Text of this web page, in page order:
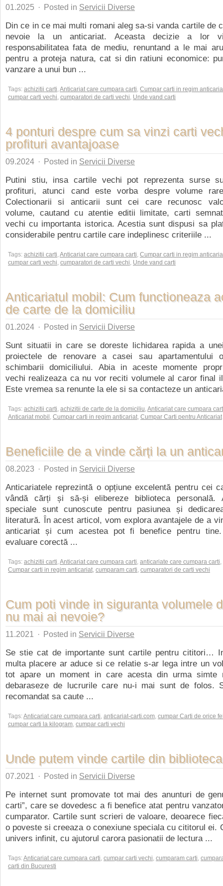
01.2025 · Posted in Servicii Diverse
Din ce in ce mai multi romani aleg sa-si vanda cartile de
nevoie la un anticariat. Aceasta decizie a lor
responsabilitatea fata de mediu, renuntand a le mai
pentru a proteja natura, cat si din ratiuni economice:
vanzare a unui bun ...
Tags: achizitii carti,Anticariat care cumpara carti, Cumpar carti in regim
cumpar carti vechi, cumparatori de carti vechi, Unde vand carti
4 ponturi despre cum sa vinzi carti
profituri avantajoase
09.2024 · Posted in Servicii Diverse
Putini stiu, insa cartile vechi pot reprezenta surse
profituri, atunci cand este vorba despre volume
Colectionarii si anticarii sunt cei care recunosc
volume, cautand cu atentie editii limitate, carti
vechi cu importanta istorica. Acestia sunt dispusi sa
considerabile pentru cartile care indeplinesc criteriile ...
Tags: achizitii carti,Anticariat care cumpara carti, Cumpar carti in regim
cumpar carti vechi, cumparatori de carti vechi, Unde vand carti
Anticariatul mobil: Cum functioneaza
de carte de la domiciliu
01.2024 · Posted in Servicii Diverse
Sunt situatii in care se doreste lichidarea rapida a
proiectele de renovare a casei sau apartamentului
schimbarii domiciliului. Abia in aceste momente
vechi realizeaza ca nu vor reciti volumele al caror final
Este vremea sa renunte la ele si sa contacteze un
Tags: achizitii carti, achizitii de carte de la domiciliu,Anticariat care cumpara
Anticariat mobil , Cumpar carti in regim anticariat, Cumpar Carti pentru Anticariat
Beneficiile de a vinde cărți la un
08.2023 · Posted in Servicii Diverse
Anticariatele reprezintă o opțiune excelentă pentru cei
vândă cărți și să-și elibereze biblioteca personală.
speciale sunt cunoscute pentru pasiunea și
literatură. În acest articol, vom explora avantajele de a
anticariat și cum acestea pot fi benefice pentru
evaluare corectă ...
Tags: achizitii carti,Anticariat care cumpara carti, anticariate care cumpara carti,
Cumpar carti in regim anticariat, cumparam carti, cumparatori de carti vechi
Cum poti vinde in siguranta volumele
nu mai ai nevoie?
11.2021 · Posted in Servicii Diverse
Se stie cat de importante sunt cartile pentru cititori…
multa placere ar aduce si ce relatie s-ar lega intre un
tot apare un moment in care acesta din urma simte
debaraseze de lucrurile care nu-i mai sunt de folos.
recomandat sa caute ...
Tags:Anticariat care cumpara carti, anticariat-carti.com, cumpar Carti de orice
cumpar carti la kilogram, cumpar carti vechi
Unde putem vinde cartile din
07.2021 · Posted in Servicii Diverse
Pe internet sunt promovate tot mai des anunturi de
carti”, care se dovedesc a fi benefice atat pentru
cumparator. Cartile sunt scrieri de valoare, deoarece
o poveste si creeaza o conexiune speciala cu cititorul ei.
univers infinit, cu ajutorul carora pasionatii de lectura ...
Tags:Anticariat care cumpara carti, cumpar carti vechi, cumparam carti,
carti din Bucuresti